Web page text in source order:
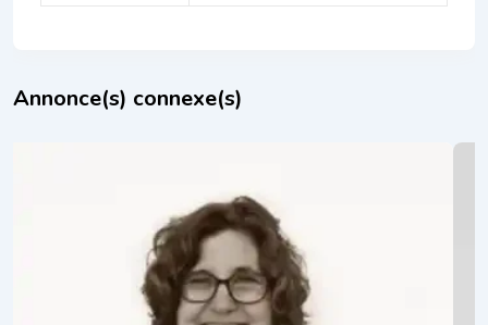
Annonce(s) connexe(s)
Frédérique Degand
Coaching de vie,Thérapies relationnelles